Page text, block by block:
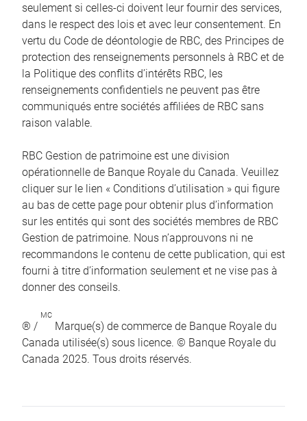
seulement si celles-ci doivent leur fournir des services,
dans le respect des lois et avec leur consentement. En
vertu du Code de déontologie de RBC, des Principes de
protection des renseignements personnels à RBC et de
la Politique des conflits d’intérêts RBC, les
renseignements confidentiels ne peuvent pas être
communiqués entre sociétés affiliées de RBC sans
raison valable.
RBC Gestion de patrimoine est une division
opérationnelle de Banque Royale du Canada. Veuillez
cliquer sur le lien « Conditions d’utilisation » qui figure
au bas de cette page pour obtenir plus d’information
sur les entités qui sont des sociétés membres de RBC
Gestion de patrimoine. Nous n’approuvons ni ne
recommandons le contenu de cette publication, qui est
fourni à titre d’information seulement et ne vise pas à
donner des conseils.
® /
MC
Marque(s) de commerce de Banque Royale du
Canada utilisée(s) sous licence. © Banque Royale du
Canada 2025. Tous droits réservés.